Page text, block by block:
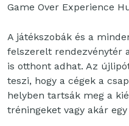
Game Over Experience
A játékszobák és a
felszerelt rendezvénytér
is otthont adhat. Az
teszi, hogy a cégek a
helyben tartsák meg a
tréningeket vagy akár